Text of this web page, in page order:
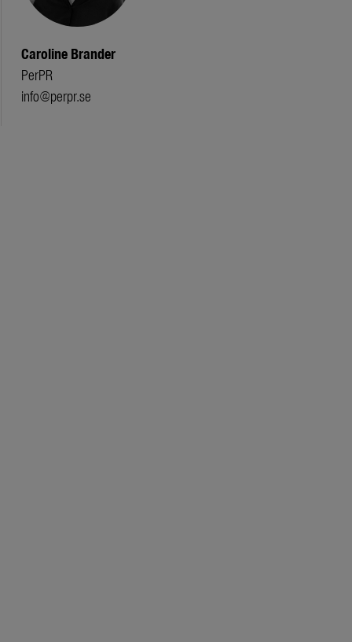
Caroline Brander
PerPR
info@perpr.se